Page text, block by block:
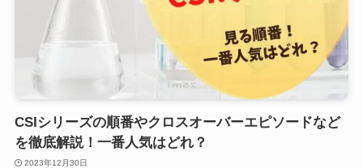
CSIシリーズの順番やクロスオーバーエピソードなど
を徹底解説！一番人気はどれ？
2023年12月30日